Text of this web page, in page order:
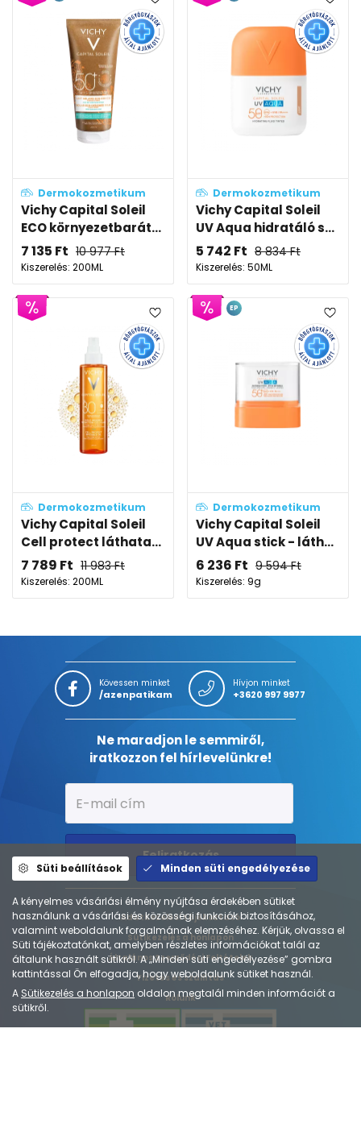
Dermokozmetikum
Vichy Capital Soleil
ECO környezetbarát...
7 135 Ft 10 977Ft
Kiszerelés: 200ML
Dermokozmetikum
Vichy Capital Soleil
UV Aqua hidratáló s...
5 742 Ft 8 834Ft
Kiszerelés: 50ML
Dermokozmetikum
Vichy Capital Soleil
Cell protect láthata...
7 789 Ft 11 983Ft
Kiszerelés: 200ML
Dermokozmetikum
Vichy Capital Soleil
UV Aqua stick - láth...
6 236 Ft 9 594Ft
Kiszerelés: 9g
EP
Kövessen minket
/azenpatikam
Hívjon minket
+3620 997 9977
Ne maradjon le semmiről,
iratkozzon fel hírlevelünkre!
Feliratkozás
Adatkezelési tájékoztató
Sütikezelés a honlapon
Általános Szerződési Feltételek
Fizetés és szállítás
Rólunk
Süti beállítások Minden süti engedélyezése
A kényelmes vásárlási élmény nyújtása érdekében sütiket
használunk a vásárlási és közösségi funkciók biztosításához,
valamint weboldalunk forgalmának elemzéséhez. Kérjük, olvassa el
Süti tájékoztatónkat, amelyben részletes információkat talál az
általunk használt sütikről. A „Minden süti engedélyezése” gombra
kattintással Ön elfogadja, hogy weboldalunk sütiket használ.
A Sütikezelés a honlapon oldalon megtalál minden információt a
sütikről.